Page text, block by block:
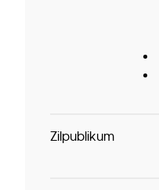
Zilpublikum